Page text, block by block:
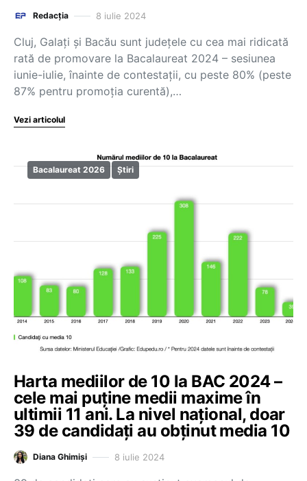
Redacția 8 iulie 2024
Cluj, Galați și Bacău sunt județele cu cea mai ridicată
rată de promovare la Bacalaureat 2024 – sesiunea
iunie-iulie, înainte de contestații, cu peste 80% (peste
87% pentru promoția curentă),…
Vezi articolul
Bacalaureat 2026 Știri
Harta mediilor de 10 la BAC 2024 –
cele mai puține medii maxime în
ultimii 11 ani. La nivel național, doar
39 de candidați au obținut media 10
Diana Ghimiși 8 iulie 2024